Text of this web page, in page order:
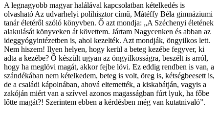
A legnagyobb magyar halálával kapcsolatban kételkedés is
olvasható Az udvarhelyi polihisztor című, Mátéffy Béla gimnáziumi
tanár életéről szóló könyvben. Ő azt mondja: „A Széchenyi életének
alakulását könyveken át követtem. Jártam Nagycenken és abban az
ideggyógyintézetben is, ahol kezelték. Azt mondják, öngyilkos lett.
Nem hiszem! Ilyen helyen, hogy kerül a beteg kezébe fegyver, ki
adta a kezébe? Ő készült ugyan az öngyilkosságra, beszélt is arról,
hogy ha meglövi magát, akkor fejbe lövi. Ez eddig rendben is van, a
szándékában nem kételkedem, beteg is volt, öreg is, kétségbeesett is,
de a családi kápolnában, ahová eltemették, a kiskabátján, vagyis a
zakóján miért van a szívvel azonos magasságban fúrt lyuk, ha főbe
lőtte magát?! Szerintem ebben a kérdésben még van kutatnivaló”.